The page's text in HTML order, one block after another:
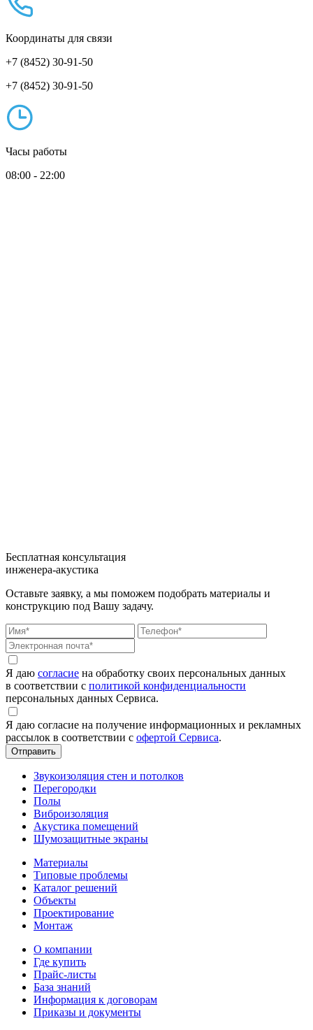
Координаты для связи
+7 (8452) 30-91-50
+7 (8452) 30-91-50
Часы работы
08:00 - 22:00
Бесплатная консультация
инженера-акустика
Оставьте заявку, а мы поможем подобрать материалы и
конструкцию под Вашу задачу.
Я даю согласие на обработку своих персональных данных
в соответствии с политикой конфиденциальности
персональных данных Сервиса.
Я даю согласие на получение информационных и рекламных
рассылок в соответствии с офертой Сервиса.
Звукоизоляция стен и потолков
Перегородки
Полы
Виброизоляция
Акустика помещений
Шумозащитные экраны
Материалы
Типовые проблемы
Каталог решений
Объекты
Проектирование
Монтаж
О компании
Где купить
Прайс-листы
База знаний
Информация к договорам
Приказы и документы